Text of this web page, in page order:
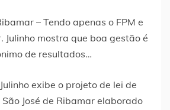
exibe o projeto de lei de
José de Ribamar elaborado